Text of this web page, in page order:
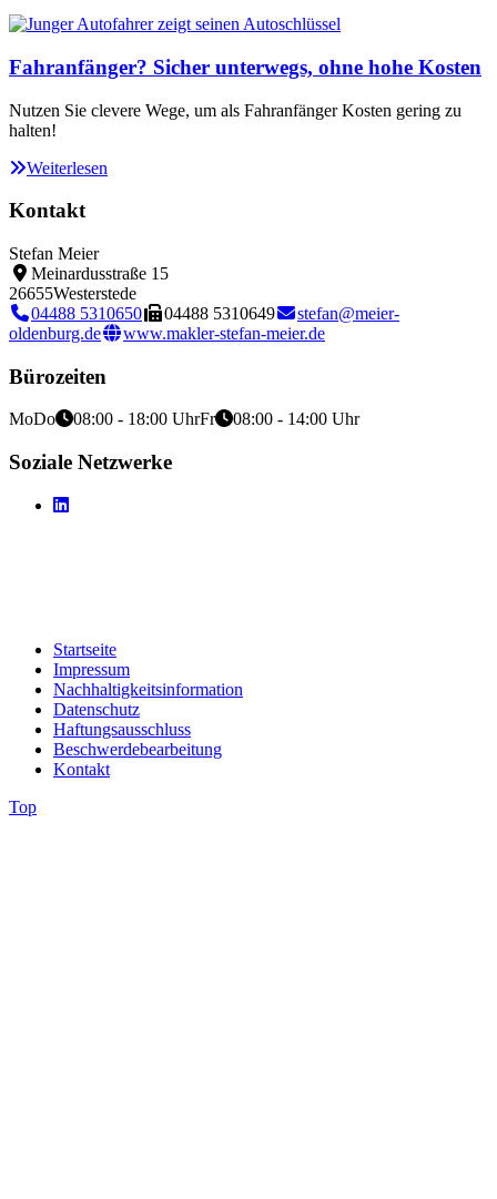
Fahranfänger? Sicher unterwegs, ohne hohe Kosten
Nutzen Sie clevere Wege, um als Fahranfänger Kosten gering zu
halten!
Weiterlesen
Kontakt
Stefan Meier
Meinardusstraße 15
26655Westerstede
04488 5310650
04488 5310649
stefan@meier-
oldenburg.de
www.makler-stefan-meier.de
Bürozeiten
MoDo 08:00 - 18:00 UhrFr 08:00 - 14:00 Uhr
Soziale Netzwerke
Startseite
Impressum
Nachhaltigkeitsinformation
Datenschutz
Haftungsausschluss
Beschwerdebearbeitung
Kontakt
Top